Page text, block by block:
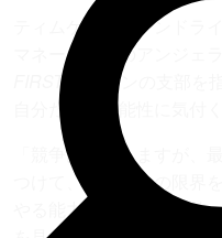
ティムケンのコーンドラ
マネージャーのアンジェ
FIRST
ミシガンの支部を
自分たちの可能性に気付
「競争は興奮しますが、
つけて、自分たちの限界
やる能力を自分たちが持